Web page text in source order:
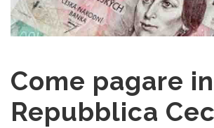
Come pagare in
Repubblica